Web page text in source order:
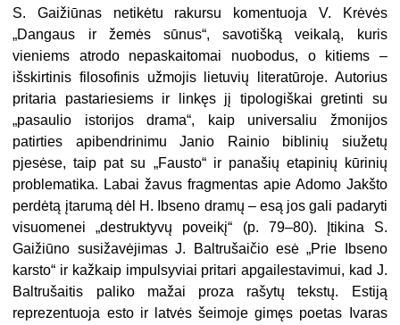
S. Gaižiūnas netikėtu rakursu komentuoja V. Krėvės
„Dangaus ir žemės sūnus“, savotišką veikalą, kuris
vieniems atrodo nepaskaitomai nuobodus, o kitiems –
išskirtinis filosofinis užmojis lietuvių literatūroje. Autorius
pritaria pastariesiems ir linkęs jį tipologiškai gretinti su
„pasaulio istorijos drama“, kaip universaliu žmonijos
patirties apibendrinimu Janio Rainio biblinių siužetų
pjesėse, taip pat su „Fausto“ ir panašių etapinių kūrinių
problematika. Labai žavus fragmentas apie Adomo Jakšto
perdėtą įtarumą dėl H. Ibseno dramų – esą jos gali padaryti
visuomenei „destruktyvų poveikį“ (p. 79–80). Įtikina S.
Gaižiūno susižavėjimas J. Baltrušaičio esė „Prie Ibseno
karsto“ ir kažkaip impulsyviai pritari apgailestavimui, kad J.
Baltrušaitis paliko mažai proza rašytų tekstų. Estiją
reprezentuoja esto ir latvės šeimoje gimęs poetas Ivaras